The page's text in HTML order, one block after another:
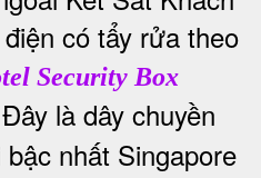
có tẩy rửa theo
Security Box
là dây chuyền
nhất Singapore